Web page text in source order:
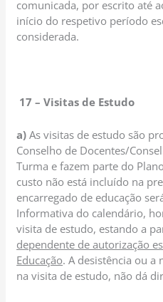
comunicada, por escrito até
início do respetivo período
considerada.
17 – Visitas de Estudo
a) As visitas de estudo são
Conselho de Docentes/
Turma e fazem parte do
custo não está incluído na
encarregado de educação
Informativa do calendário,
visita de estudo, estando a
dependente de autorização
Educação. A desistência ou a
na visita de estudo, não dá